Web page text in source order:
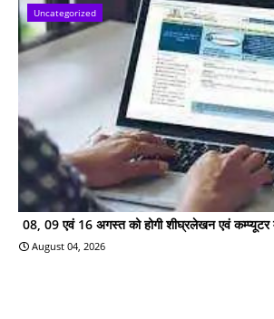
Uncategorized
08, 09 एवं 16 अगस्त को होगी शीघ्रलेखन एवं कम्प्यूटर
August 04, 2026